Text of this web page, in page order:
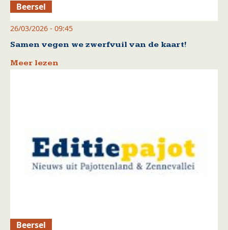
Beersel
26/03/2026 - 09:45
Samen vegen we zwerfvuil van de kaart!
Meer lezen
Beersel